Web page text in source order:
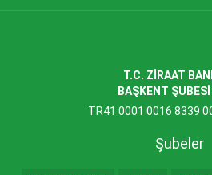
T.C. ZİRAAT
BAŞKENT
TR41 0001 0016 8339
Şubeler